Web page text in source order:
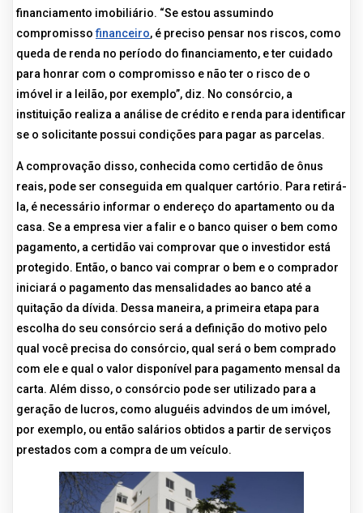
financiamento imobiliário. “Se estou assumindo
compromissofinanceiro, é preciso pensar nos riscos, como
queda de renda no período do financiamento, e ter cuidado
para honrar com o compromisso e não ter o risco de o
imóvel ir a leilão, por exemplo”, diz. No consórcio, a
instituição realiza a análise de crédito e renda para identificar
se o solicitante possui condições para pagar as parcelas.
A comprovação disso, conhecida como certidão de ônus
reais, pode ser conseguida em qualquer cartório. Para retirá-
la, é necessário informar o endereço do apartamento ou da
casa. Se a empresa vier a falir e o banco quiser o bem como
pagamento, a certidão vai comprovar que o investidor está
protegido. Então, o banco vai comprar o bem e o comprador
iniciará o pagamento das mensalidades ao banco até a
quitação da dívida. Dessa maneira, a primeira etapa para
escolha do seu consórcio será a definição do motivo pelo
qual você precisa do consórcio, qual será o bem comprado
com ele e qual o valor disponível para pagamento mensal da
carta. Além disso, o consórcio pode ser utilizado para a
geração de lucros, como aluguéis advindos de um imóvel,
por exemplo, ou então salários obtidos a partir de serviços
prestados com a compra de um veículo.